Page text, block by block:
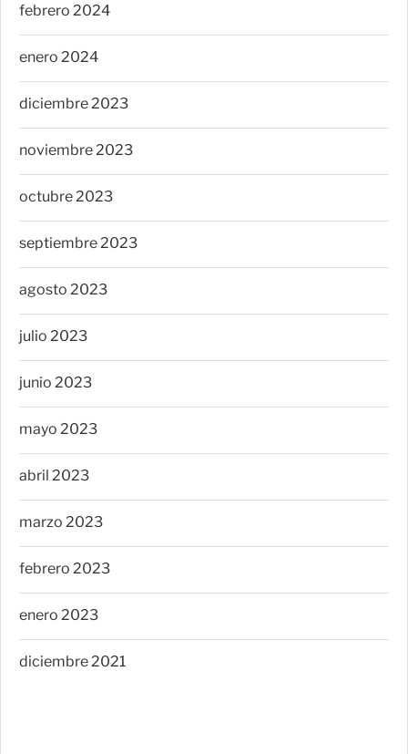
febrero 2024
enero 2024
diciembre 2023
noviembre 2023
octubre 2023
septiembre 2023
agosto 2023
julio 2023
junio 2023
mayo 2023
abril 2023
marzo 2023
febrero 2023
enero 2023
diciembre 2021